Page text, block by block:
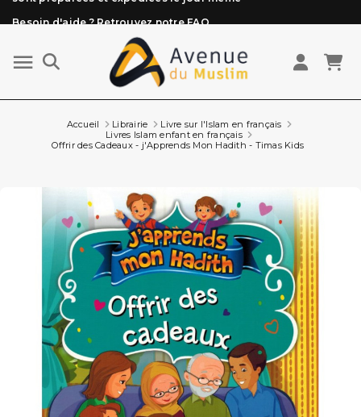
Livraison offerte à partir de 89€ d'achat*
Les Commandes passées avant 15h (lun au Vend)
sont préparées et expédiées le jour même
Accueil Librairie
Livre sur l'Islam en français
Livres Islam enfant en français
Offrir des Cadeaux - j'Apprends Mon Hadith - Timas Kids